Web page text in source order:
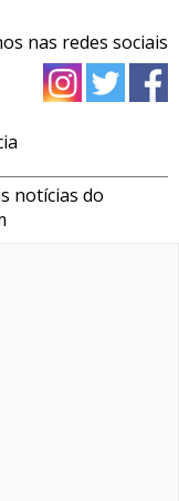
nas redes sociais
notícias do